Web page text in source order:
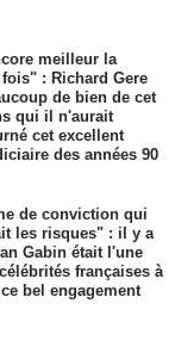
meilleur la
: Richard Gere
de bien de cet
qui il n'aurait
cet excellent
des années 90
de conviction qui
les risques" : il y a
Gabin était l'une
françaises à
bel engagement